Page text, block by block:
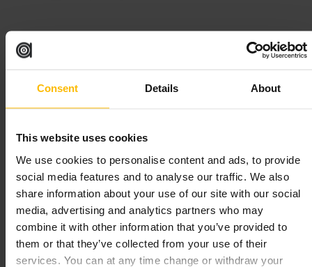
Consent Details About
This website uses cookies
We use cookies to personalise content and ads, to provide
social media features and to analyse our traffic. We also
share information about your use of our site with our social
media, advertising and analytics partners who may
combine it with other information that you’ve provided to
them or that they’ve collected from your use of their
services. You can at any time change or withdraw your
“Pengehistorie tæt på byens puls
Velegnet til
#Familievenlig #Interaktiv
Hvad du kan forvente
Små, tematisk opbyggede rum med genstande fra mønter og
pengesedler til en gammel mekanisk kiste og en bankboks.
Informationspanelerne er lette at følge, og der er enkelte interaktive
elementer, der gør historien mere håndgribelig. Museet er kompakt, så
udstillingerne ligger tæt og kan ses i ét flow.